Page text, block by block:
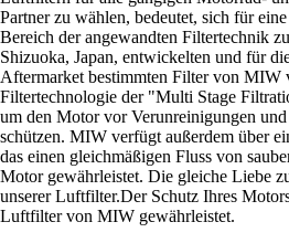
Partner zu wählen, bedeutet, sich für
Bereich der angewandten Filtertechnik
Shizuoka, Japan, entwickelten und für
Aftermarket bestimmten Filter von MIW
Filtertechnologie der "Multi Stage
um den Motor vor Verunreinigungen
schützen. MIW verfügt außerdem über
das einen gleichmäßigen Fluss von
Motor gewährleistet. Die gleiche Liebe
unserer Luftfilter.Der Schutz Ihres
Luftfilter von MIW gewährleistet.